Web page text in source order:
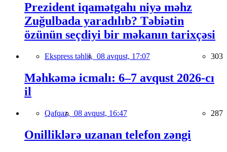
Prezident iqamətgahı niyə məhz
Zuğulbada yaradılıb? Təbiətin
özünün seçdiyi bir məkanın tarixçəsi
Ekspress təhlil, 08 avqust, 17:07 303
Məhkəmə icmalı: 6–7 avqust 2026-cı
il
Qafqaz, 08 avqust, 16:47 287
Onilliklərə uzanan telefon zəngi